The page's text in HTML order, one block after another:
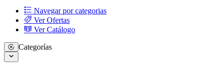
Navegar por categorias
Ver Ofertas
Ver Catálogo
Categorías